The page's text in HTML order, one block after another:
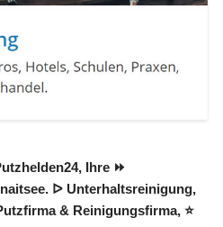
Ihre ⏩
ᐅ Unterhaltsreinigung,
& Reinigungsfirma, ⭐